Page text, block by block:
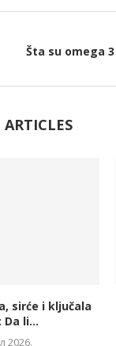
Šta su omega
ARTICLES
sirće i ključala
Da li...
2026.